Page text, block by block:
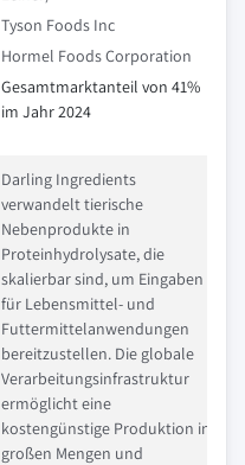
Tyson Foods Inc
Hormel Foods Corporation
Gesamtmarktanteil von 41%
im Jahr 2024
Darling Ingredients
verwandelt tierische
Nebenprodukte in
Proteinhydrolysate, die
skalierbar sind, um Eingaben
für Lebensmittel- und
Futtermittelanwendungen
bereitzustellen. Die globale
Verarbeitungsinfrastruktur
ermöglicht eine
kostengünstige Produktion in
großen Mengen und